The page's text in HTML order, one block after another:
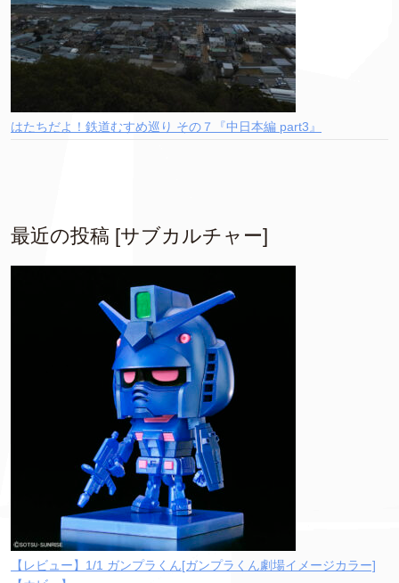
はたちだよ！鉄道むすめ巡り その７『中日本編 part3』
最近の投稿 [サブカルチャー]
【レビュー】1/1 ガンプラくん[ガンプラくん劇場イメージカラー]